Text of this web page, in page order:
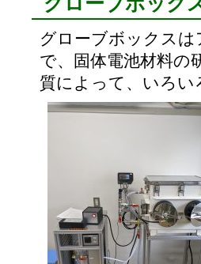
グローブボックス
で、固体電池材料の
質によって、いろ